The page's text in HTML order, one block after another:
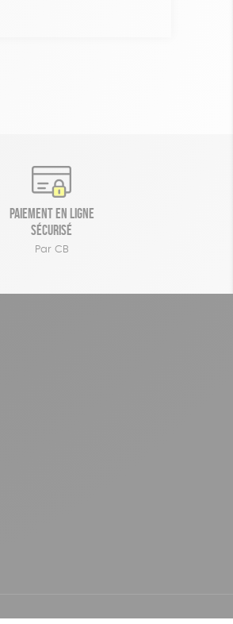
Paiement en ligne
sécurisé
Par CB